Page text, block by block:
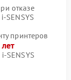
отказе
SENSYS
принтеров
SENSYS